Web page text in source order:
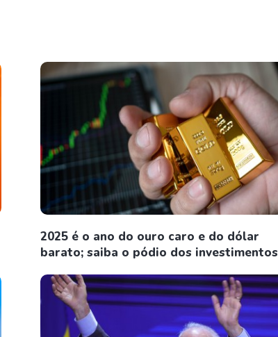
2025 é o ano do ouro caro e do dólar
barato; saiba o pódio dos investimentos